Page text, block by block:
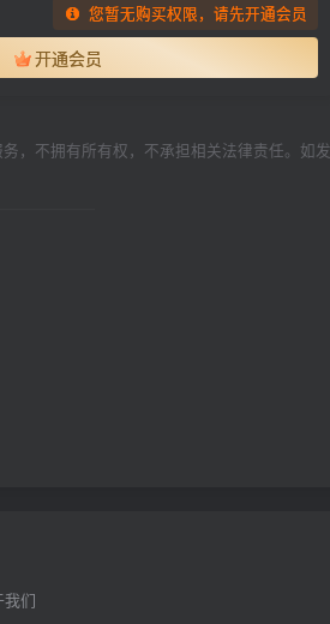
您暂无购买权限，请先开通会员
开通会员
，不拥有所有权，不承担相关法律责任。如发
我们